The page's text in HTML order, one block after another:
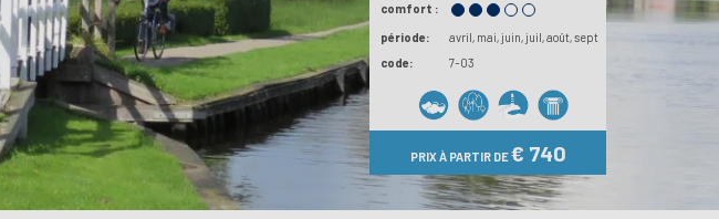
comfort :
période:
avril mai juin juil août sept
code:
7-03
PRIX À PARTIR DE€ 740